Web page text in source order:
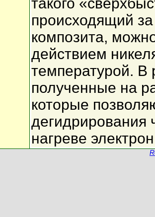
происходящий
композита,
действием
температурой.
полученные на
которые
дегидрирования
нагреве